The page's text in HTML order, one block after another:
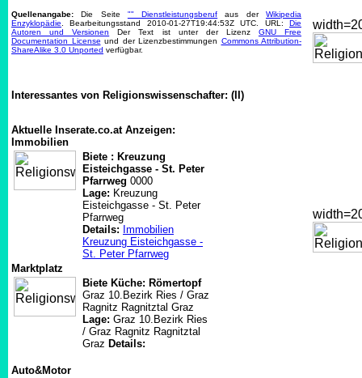
Quellenangabe:Die Seite "" Dienstleistungsberuf aus derWikipedia
Enzyklopädie . Bearbeitungsstand 2010-01-27T19:44:53Z UTC. URL: Die
Autoren und Versionen
Der Text ist unter der Lizenz GNU Free
Documentation License und der Lizenzbestimmungen Commons Attribution-
ShareAlike 3.0 Unported verfügbar.
Interessantes von Religionswissenschafter: (II)
Aktuelle Inserate.co.at Anzeigen:
Immobilien
Biete : Kreuzung
Eisteichgasse - St. Peter
Pfarrweg 0000
Lage: Kreuzung
Eisteichgasse - St. Peter
Pfarrweg
Details: Immobilien
Kreuzung Eisteichgasse -
St. Peter Pfarrweg
Marktplatz
Biete Küche: Römertopf
Graz 10.Bezirk Ries / Graz
Ragnitz Ragnitztal Graz
Lage: Graz 10.Bezirk Ries
/ Graz Ragnitz Ragnitztal
Graz Details:
Auto&Motor